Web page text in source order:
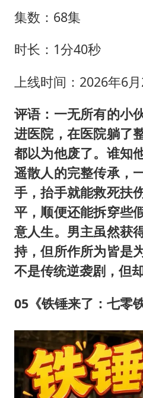
集数：68集
时长：1分40秒
上线时间：2026年6
评语：一无所有的小
进医院，在医院躺了
都以为他废了。谁知
遥散人的完整传承，
手，抬手就能救死扶
平，顺便还能拆穿些
意人生。男主虽然获
持，但所作所为皆是
不是传统逆袭剧，但
05《铁锤来了：七零